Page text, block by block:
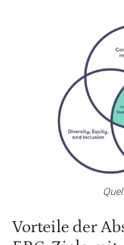
Vorteile der